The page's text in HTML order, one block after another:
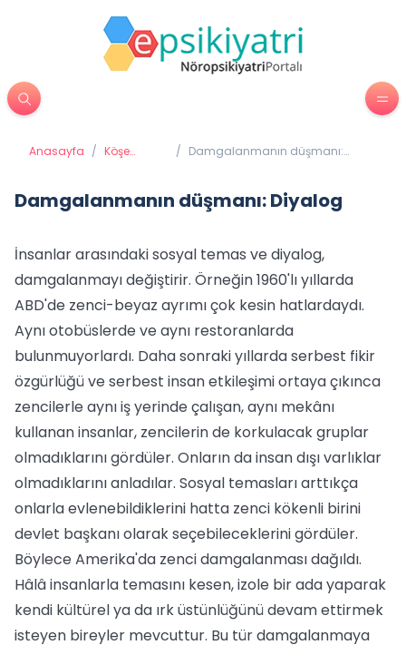
Anasayfa / Köşe
/ Damgalanmanın düşmanı:
Damgalanmanın düşmanı: Diyalog
İnsanlar arasındaki sosyal temas ve diyalog,
damgalanmayı değiştirir. Örneğin 1960'lı yıllarda
ABD'de zenci-beyaz ayrımı çok kesin hatlardaydı.
Aynı otobüslerde ve aynı restoranlarda
bulunmuyorlardı. Daha sonraki yıllarda serbest fikir
özgürlüğü ve serbest insan etkileşimi ortaya çıkınca
zencilerle aynı iş yerinde çalışan, aynı mekânı
kullanan insanlar, zencilerin de korkulacak gruplar
olmadıklarını gördüler. Onların da insan dışı varlıklar
olmadıklarını anladılar. Sosyal temasları arttıkça
onlarla evlenebildiklerini hatta zenci kökenli birini
devlet başkanı olarak seçebileceklerini gördüler.
Böylece Amerika'da zenci damgalanması dağıldı.
Hâlâ insanlarla temasını kesen, izole bir ada yaparak
kendi kültürel ya da ırk üstünlüğünü devam ettirmek
isteyen bireyler mevcuttur. Bu tür damgalanmaya